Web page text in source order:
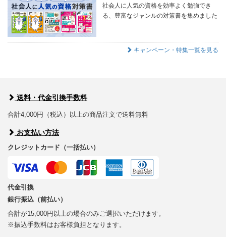
社会人に人気の資格を効率よく勉強でき
る、豊富なジャンルの対策書を集めました
キャンペーン・特集一覧を見る
送料・代金引換手数料
合計4,000円（税込）以上の商品注文で送料無料
お支払い方法
クレジットカード（一括払い）
代金引換
銀行振込（前払い）
合計が15,000円以上の場合のみご選択いただけます。
※振込手数料はお客様負担となります。